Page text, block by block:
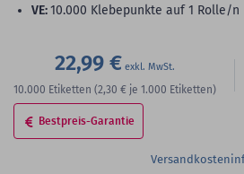
VE:10.000 Klebepunkte auf 1 Rolle/n
22,99 €
10.000 Etiketten (2,30 € je 1.000 Etiketten)
Bestpreis-Garantie